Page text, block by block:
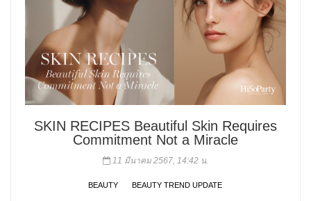
SKIN RECIPES Beautiful Skin Requires
Commitment Not a Miracle
11 มีนาคม 2567, 14:42 น.
BEAUTY BEAUTY TREND UPDATE